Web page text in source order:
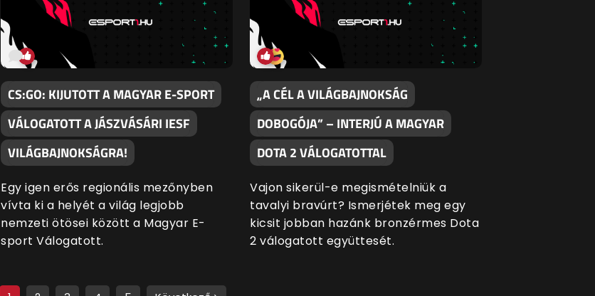
CS:GO: KIJUTOTT A MAGYAR E-SPORT
VÁLOGATOTT A JÁSZVÁSÁRI IESF
VILÁGBAJNOKSÁGRA!
Egy igen erős regionális mezőnyben
vívta ki a helyét a világ legjobb
nemzeti ötösei között a Magyar E-
sport Válogatott.
„A CÉL A VILÁGBAJNOKSÁG
DOBOGÓJA” – INTERJÚ A MAGYAR
DOTA 2 VÁLOGATOTTAL
Vajon sikerül-e megismételniük a
tavalyi bravúrt? Ismerjétek meg egy
kicsit jobban hazánk bronzérmes Dota
2 válogatott együttesét.